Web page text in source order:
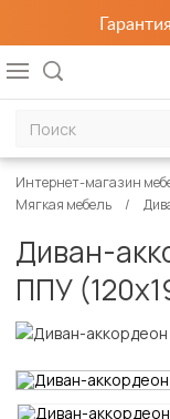
Интернет-магазин
Мягкая мебель
Диван-
ППУ